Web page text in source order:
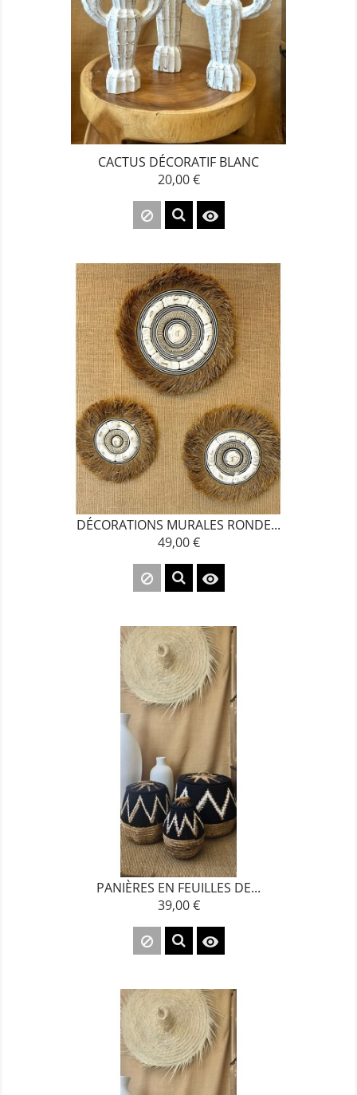
CACTUS DÉCORATIF BLANC
Prix
20,00 €

DÉCORATIONS MURALES RONDE...
Prix
49,00 €

PANIÈRES EN FEUILLES DE...
Prix
39,00 €
